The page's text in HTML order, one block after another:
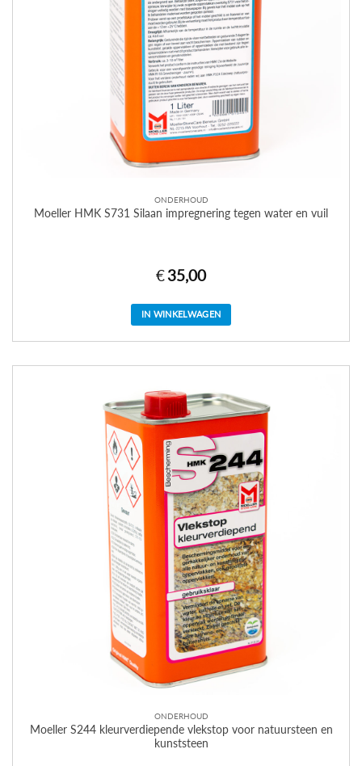
ONDERHOUD
Moeller HMK S731 Silaan impregnering tegen water en vuil
€35,00
IN WINKELWAGEN
ONDERHOUD
Moeller S244 kleurverdiepende vlekstop voor natuursteen en
kunststeen